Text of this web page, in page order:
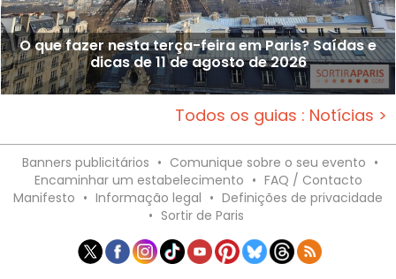
O que fazer nesta terça-feira em Paris? Saídas e
dicas de 11 de agosto de 2026
Todos os guias : Notícias >
Banners publicitários • Comunique sobre o seu evento •
Encaminhar um estabelecimento • FAQ / Contacto
Manifesto • Informação legal • Definições de privacidade
• Sortir de Paris